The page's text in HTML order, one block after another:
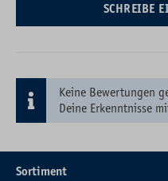
SCHREIBE
Keine Bewertungen
Deine Erkenntnisse
Sortiment